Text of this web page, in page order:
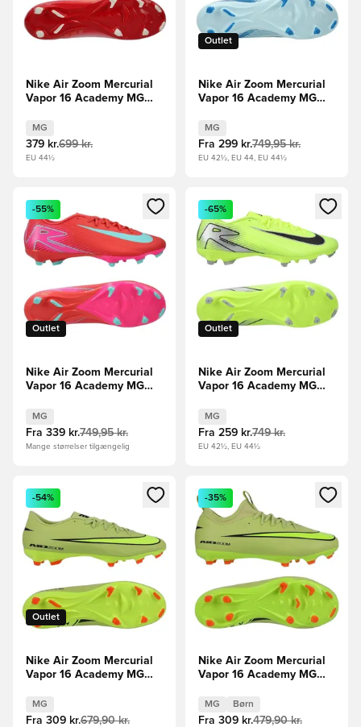
Nike Air Zoom Mercurial
Vapor 16 Academy MG
Hvid/Rød/Navy
MG
379 kr.699 kr.
EU 44½
Outlet
Nike Air Zoom Mercurial
Vapor 16 Academy MG
MG
Fra 299 kr.749,95 kr.
EU 42½, EU 44, EU 44½
Åbner en Modal til at logge ind eller tilmelde dig som
Outlet
-55%
Nike Air Zoom Mercurial
Vapor 16 Academy MG
MG
Fra 339 kr.749,95 kr.
Mange størrelser tilgængelig
Åbner en Modal til at logge
Outlet
-65%
Nike Air Zoom Mercurial
Vapor 16 Academy MG
MG
Fra 259 kr.749 kr.
EU 42½, EU 44½
Åbner en Modal til at logge ind eller tilmelde dig som
Outlet
-54%
Nike Air Zoom Mercurial
Vapor 16 Academy MG
Grøn/Neon/Orange
MG
Fra 309 kr.679,90 kr.
Åbner en Modal til at logge
-35%
Nike Air Zoom Mercurial
Vapor 16 Academy MG
Grøn/Neon/Orange Børn
MG Børn
Fra 309 kr.479,90 kr.